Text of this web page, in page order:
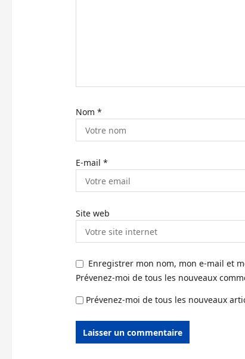
e
Nom *
E-mail *
Site web
Enregistrer mon nom, mon e-mail et
Prévenez-moi de tous les nouveaux
Prévenez-moi de tous les nouveaux